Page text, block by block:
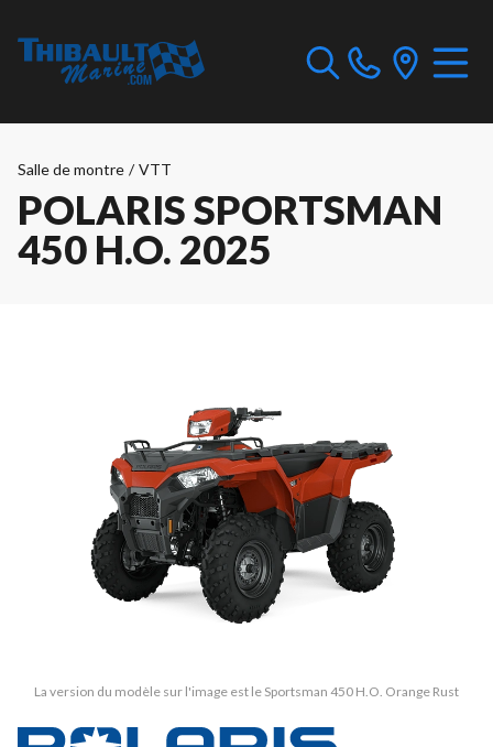
Salle de montre / VTT
POLARIS SPORTSMAN
450 H.O. 2025
La version du modèle sur l'image est le Sportsman 450 H.O. Orange Rust